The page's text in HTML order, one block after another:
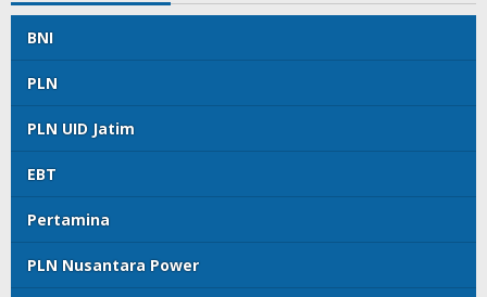
BNI
PLN
PLN UID Jatim
EBT
Pertamina
PLN Nusantara Power